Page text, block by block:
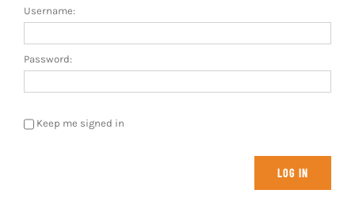
Username:
Password:
Keep me signed in
LOG IN